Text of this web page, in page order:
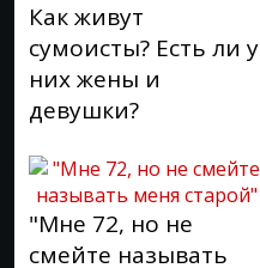
Как живут
сумоисты? Есть ли у
них жены и
девушки?
"Мне 72, но не
смейте называть